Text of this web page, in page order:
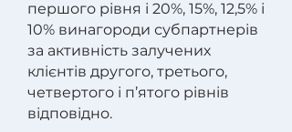
першого рівня і 20%, 15%, 12,5% і
10% винагороди субпартнерів
за активність залучених
клієнтів другого, третього,
четвертого і п’ятого рівнів
відповідно.